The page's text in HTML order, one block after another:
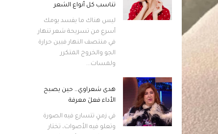
تناسب كل أنواع الشعر
ليس هناك ما يفسد يومك
أسرع من تسريحة شعر تنهار
في منتصف النهار فبين حرارة
الجو والخروج المتكرر
ولمسات...
هدى شعراوي… حين يصبح
الأداء فعلَ معرفة
في زمنٍ تتسارع فيه الصورة
وتعلو فيه الأصوات، تختار